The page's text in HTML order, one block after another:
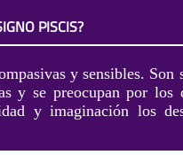
PISCIS?
y sensibles. Son
y se preocupan por los
y imaginación los